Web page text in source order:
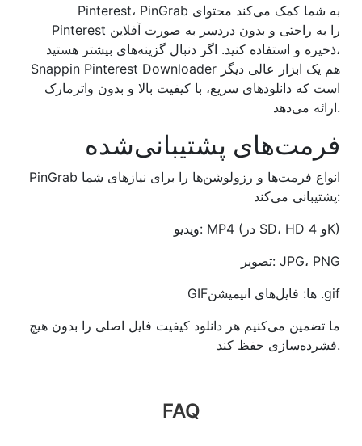
Pinterest، PinGrab به شما کمک می‌کند محتوای
Pinterest را به راحتی و بدون دردسر به صورت آفلاین
ذخیره و استفاده کنید. اگر دنبال گزینه‌های بیشتر هستید،
Snappin Pinterest Downloader هم یک ابزار عالی دیگر
است که دانلودهای سریع، با کیفیت بالا و بدون واترمارک
ارائه می‌دهد.
فرمت‌های پشتیبانی‌شده
PinGrab انواع فرمت‌ها و رزولوشن‌ها را برای نیازهای شما
پشتیبانی می‌کند:
ویدیو: MP4 (در SD، HD و 4K)
تصویر: JPG، PNG
GIFها: فایل‌های انیمیشن .gif
ما تضمین می‌کنیم هر دانلود کیفیت فایل اصلی را بدون هیچ
فشرده‌سازی حفظ کند.
FAQ